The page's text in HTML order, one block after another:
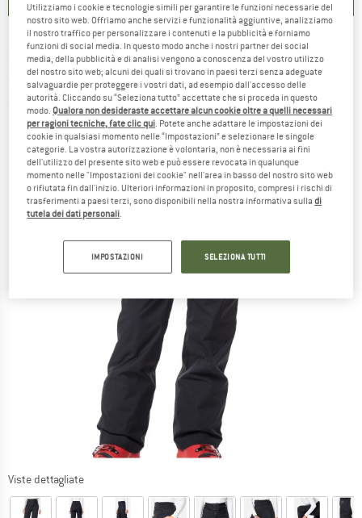
ROSSIGNOL -Women's Relax Pant - Pantaloni
da sci
(0)
Viste dettagliate
Utilizziamo i cookie e tecnologie simili per garantire le funzioni necessarie del
nostro sito web. Offriamo anche servizi e funzionalità aggiuntive, analizziamo
il nostro traffico per personalizzare i contenuti e la pubblicità e forniamo
funzioni di social media. In questo modo anche i nostri partner dei social
media, della pubblicità e di analisi vengono a conoscenza del vostro utilizzo
del nostro sito web; alcuni dei quali si trovano in paesi terzi senza adeguate
salvaguardie per proteggere i vostri dati, ad esempio dall'accesso delle
autorità. Cliccando su “Seleziona tutto” accettate che si proceda in questo
modo. Qualora non desideraste accettare alcun cookie oltre a quelli necessari
per ragioni tecniche, fate clic qui. Potete anche adattare le impostazioni dei
cookie in qualsiasi momento nelle “Impostazioni” e selezionare le singole
categorie. La vostra autorizzazione è volontaria, non è necessaria ai fini
dell'utilizzo del presente sito web e può essere revocata in qualunque
momento nelle "Impostazioni dei cookie" nell'area in basso del nostro sito web
o rifiutata fin dall'inizio. Ulteriori informazioni in proposito, compresi i rischi di
trasferimenti a paesi terzi, sono disponibili nella nostra informativa sulladi
tutela dei dati personali.
IMPOSTAZIONI SELEZIONA TUTTI